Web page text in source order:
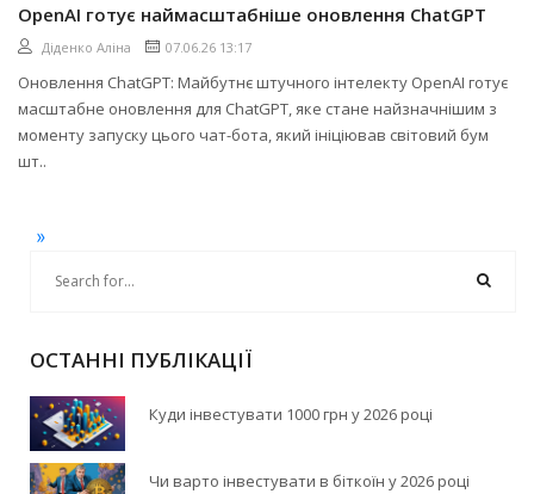
OpenAI готує наймасштабніше оновлення ChatGPT
Діденко Аліна 07.06.26 13:17
Оновлення ChatGPT: Майбутнє штучного інтелекту OpenAI готує
масштабне оновлення для ChatGPT, яке стане найзначнішим з
моменту запуску цього чат-бота, який ініціював світовий бум
шт..
»
ОСТАННІ ПУБЛІКАЦІЇ
Куди інвестувати 1000 грн у 2026 році
Чи варто інвестувати в біткоїн у 2026 році